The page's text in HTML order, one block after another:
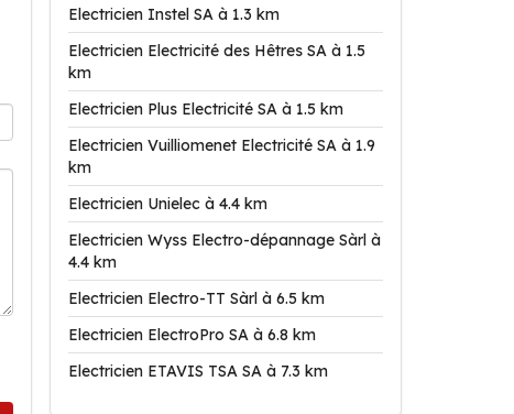
Electricien Instel SA à 1.3 km
Electricien Electricité des Hêtres SA à 1.5
km
Electricien Plus Electricité SA à 1.5 km
Electricien Vuilliomenet Electricité SA à 1.9
km
Electricien Unielec à 4.4 km
Electricien Wyss Electro-dépannage Sàrl à
4.4 km
Electricien Electro-TT Sàrl à 6.5 km
Electricien ElectroPro SA à 6.8 km
Electricien ETAVIS TSA SA à 7.3 km